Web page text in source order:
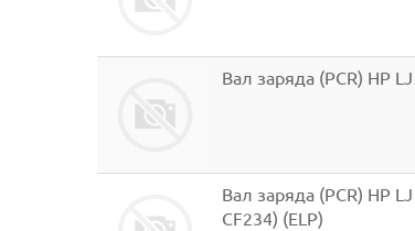
Вал заряда (PCR) HP
Вал заряда (PCR) HP
CF234) (ELP)